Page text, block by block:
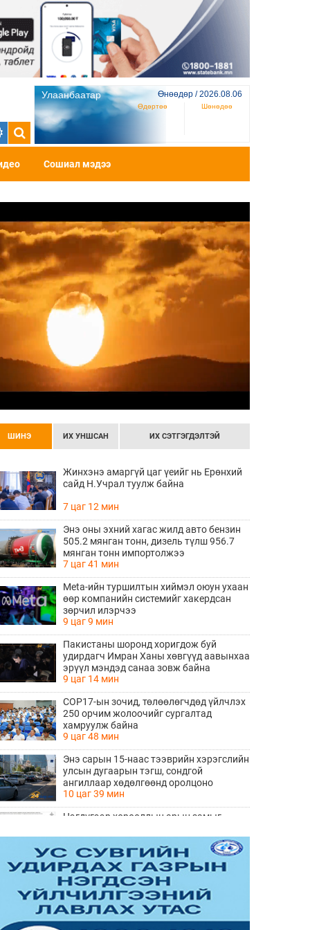
Улаанбаатар Өнөөдөр / 2026.08.06
Өдөртөө Шөнөдөө
Сошиал мэдээ
ШИНЭ ИХ УНШСАН ИХ СЭТГЭГДЭЛТЭЙ
Жинхэнэ амаргүй цаг үеийг нь Ерөнхий
сайд Н.Учрал туулж байна
7 цаг 12 мин
Энэ оны эхний хагас жилд авто бензин
505.2 мянган тонн, дизель түлш 956.7
мянган тонн импортолжээ
7 цаг 41 мин
Meta-ийн туршилтын хиймэл оюун ухаан
өөр компанийн системийг хакердсан
зөрчил илэрчээ
9 цаг 9 мин
Пакистаны шоронд хоригдож буй
удирдагч Имран Ханы хөвгүүд аавынхаа
эрүүл мэндэд санаа зовж байна
9 цаг 14 мин
COP17-ын зочид, төлөөлөгчдөд үйлчлэх
250 орчим жолоочийг сургалтад
хамруулж байна
9 цаг 48 мин
Энэ сарын 15-наас тээврийн хэрэгслийн
улсын дугаарын тэгш, сондгой
ангиллаар хөдөлгөөнд оролцоно
10 цаг 39 мин
Нэгдүгээр хорооллын арын замыг
хааж, борооны ус зайлуулах шугамын
хөндлөн сэтэлгээ хийнэ
10 цаг 41 мин
“Туул усан цогцолбор” төслийн
нэгдүгээр шатны ТЭЗҮ-ийг
боловсруулах ажил 90 хувийн
гүйцэтгэлтэй байна
10 цаг 42 мин